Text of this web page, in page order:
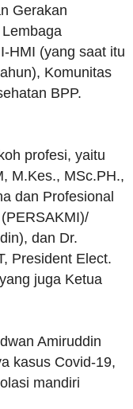
Gerakan
HMI (yang saat itu
Komunitas
BPP.
profesi, yaitu
M.Kes., MSc.PH.,
dan Profesional
dan Dr.
President Elect.
juga Ketua
Amiruddin
kasus Covid-19,
mandiri